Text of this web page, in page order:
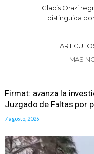
Gladis Orazi
distinguida
MAS
Firmat: avanza la
Juzgado de Faltas por
7 agosto, 2026